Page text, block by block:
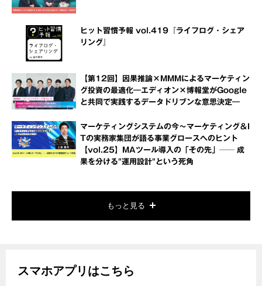
ヒット習慣予報 vol.419『ライフログ・シェア
リング』
【第12回】因果推論×MMMによるマーケティン
グ投資の最適化―エディオン×博報堂がGoogle
と共同で実践するデータドリブンな意思決定―
マーケティングシステムの今～マーケティング＆I
Tの実務家集団が語る事業グロースへのヒント
【vol.25】MAツール導入の「その先」── 成
果を分ける"運用設計"という死角
もっと見る
スマホアプリはこちら